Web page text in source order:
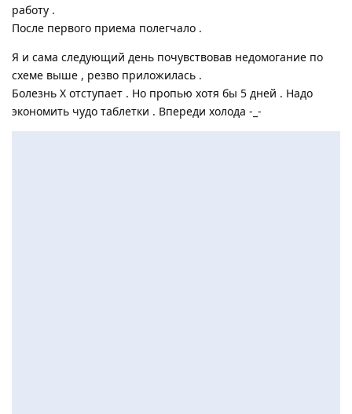
работу .
После первого приема полегчало .
Я и сама следующий день почувствовав недомогание по
схеме выше , резво приложилась .
Болезнь Х отступает . Но пропью хотя бы 5 дней . Надо
экономить чудо таблетки . Впереди холода -_-